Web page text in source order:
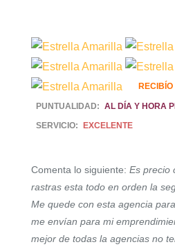
PUNTUALIDAD: AL DÍA Y HORA
SERVICIO:
EXCELENTE
Comenta lo siguiente: Es precio
rastras esta todo en orden la
Me quede con esta agencia
me envían para mi
mejor de todas la agencias no